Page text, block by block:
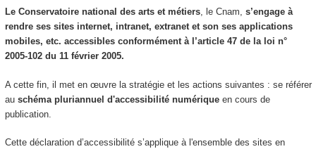
Le Conservatoire national des arts et métiers, le Cnam, s’engage à
rendre ses sites internet, intranet, extranet et son ses applications
mobiles, etc. accessibles conformément à l’article 47 de la loi n°
2005-102 du 11 février 2005.
A cette fin, il met en œuvre la stratégie et les actions suivantes : se référer
au schéma pluriannuel d'accessibilité numériqueen cours de
publication.
Cette déclaration d’accessibilité s’applique à l'ensemble des sites en